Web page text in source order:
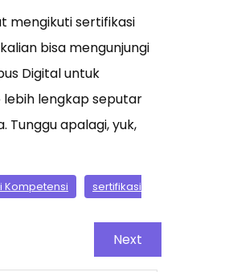
mengikuti sertifikasi
bisa mengunjungi
Digital untuk
lengkap seputar
Tunggu apalagi, yuk,
Kompetensi
sertifikasi
Next